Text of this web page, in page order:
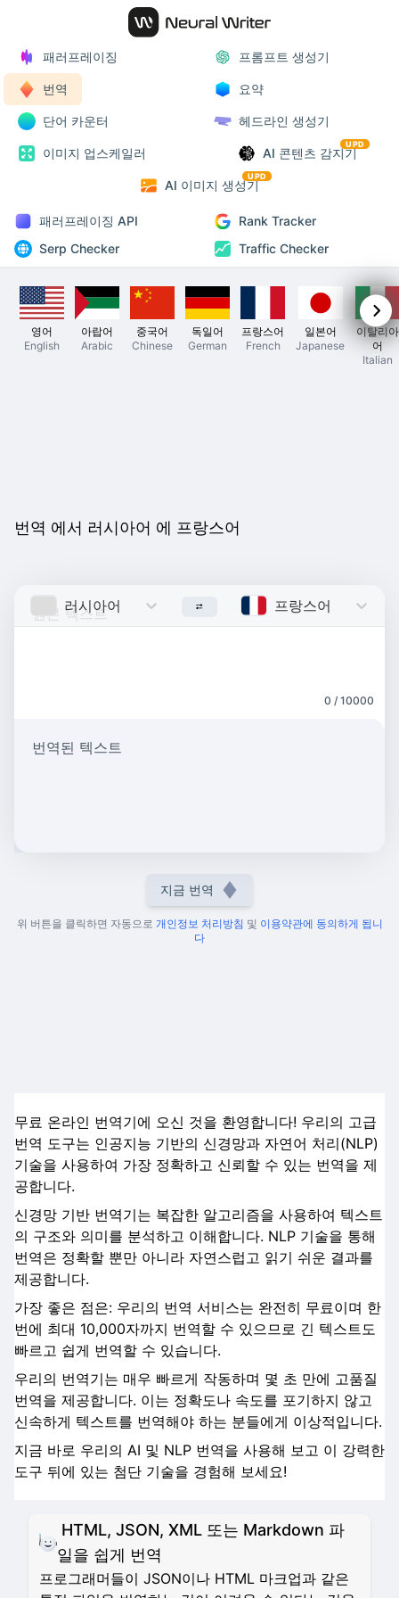
패러프레이징 프롬프트 생성기
번역 요약
단어 카운터 헤드라인 생성기
이미지 업스케일러 AI 콘텐츠 감지기
UPD
AI 이미지 생성기
UPD
패러프레이징 API
Rank Tracker
Serp Checker
Traffic Checker
영어
English
아랍어
Arabic
중국어
Chinese
독일어
German
프랑스어
French
일본어
Japanese
이탈리아
어
Italian
번역 에서 러시아어 에 프랑스어
러시아어 Russian 프랑스어 French
0 / 10000
번역된 텍스트
지금 번역
위 버튼을 클릭하면 자동으로 개인정보 처리방침 및 이용약관에 동의하게 됩니
다
무료 온라인 번역기에 오신 것을 환영합니다! 우리의 고급
번역 도구는 인공지능 기반의 신경망과 자연어 처리(NLP)
기술을 사용하여 가장 정확하고 신뢰할 수 있는 번역을 제
공합니다.
신경망 기반 번역기는 복잡한 알고리즘을 사용하여 텍스트
의 구조와 의미를 분석하고 이해합니다. NLP 기술을 통해
번역은 정확할 뿐만 아니라 자연스럽고 읽기 쉬운 결과를
제공합니다.
가장 좋은 점은: 우리의 번역 서비스는 완전히 무료이며 한
번에 최대 10,000자까지 번역할 수 있으므로 긴 텍스트도
빠르고 쉽게 번역할 수 있습니다.
우리의 번역기는 매우 빠르게 작동하며 몇 초 만에 고품질
번역을 제공합니다. 이는 정확도나 속도를 포기하지 않고
신속하게 텍스트를 번역해야 하는 분들에게 이상적입니다.
지금 바로 우리의 AI 및 NLP 번역을 사용해 보고 이 강력한
도구 뒤에 있는 첨단 기술을 경험해 보세요!
HTML, JSON, XML 또는 Markdown 파
일을 쉽게 번역
프로그래머들이 JSON이나 HTML 마크업과 같은